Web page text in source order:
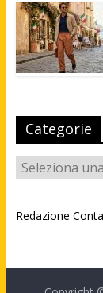
Categorie
Categorie
Redazione